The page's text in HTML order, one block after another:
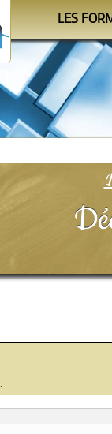
LES
Le
Les
Les